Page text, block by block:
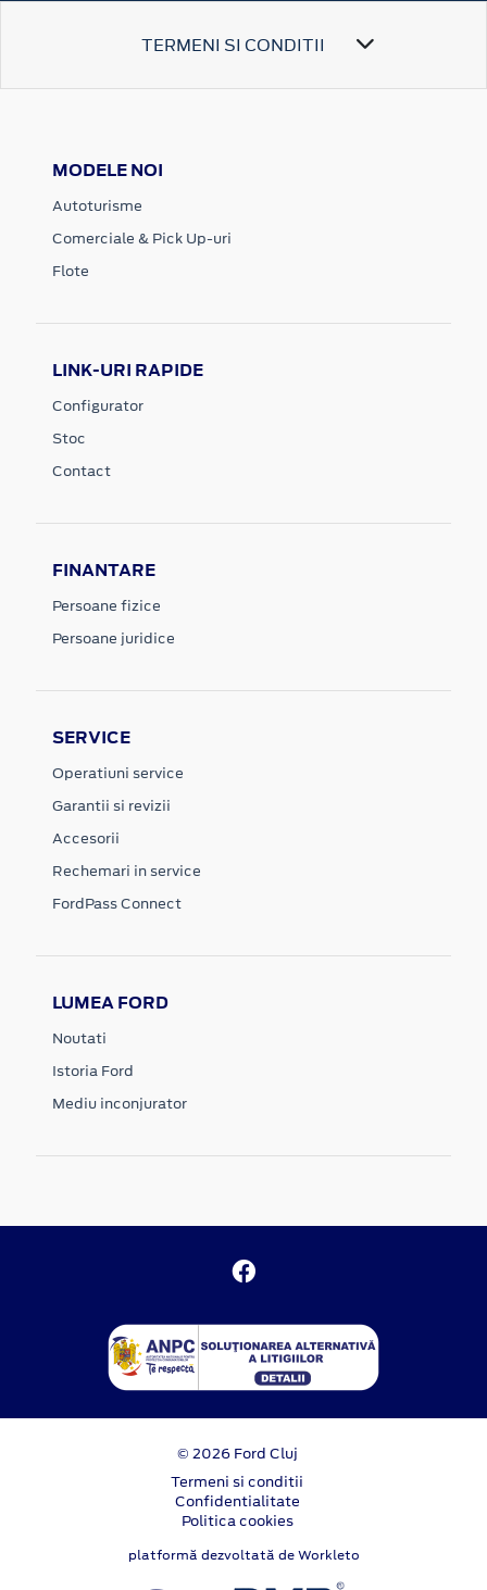
TERMENI SI CONDITII
MODELE NOI
Autoturisme
Comerciale & Pick Up-uri
Flote
LINK-URI RAPIDE
Configurator
Stoc
Contact
FINANTARE
Persoane fizice
Persoane juridice
SERVICE
Operatiuni service
Garantii si revizii
Accesorii
Rechemari in service
FordPass Connect
LUMEA FORD
Noutati
Istoria Ford
Mediu inconjurator
© 2026 Ford Cluj
Termeni si conditii
Confidentialitate
Politica cookies
platformă dezvoltată de Workleto